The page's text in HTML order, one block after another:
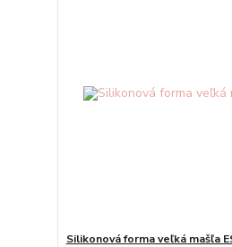
Silikonová forma veľká mašľa